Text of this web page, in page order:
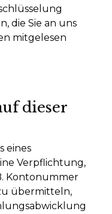
die Sie an uns
mitgelesen
dieser
eines
Verpflichtung,
Kontonummer
übermitteln,